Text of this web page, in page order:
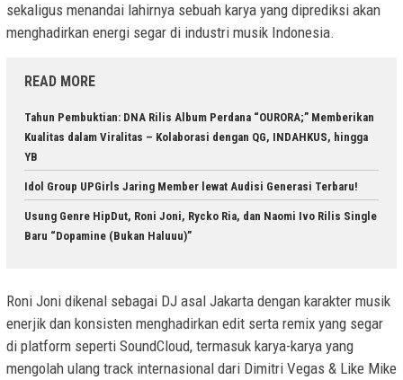
sekaligus menandai lahirnya sebuah karya yang diprediksi akan
menghadirkan energi segar di industri musik Indonesia.
READ MORE
Tahun Pembuktian: DNA Rilis Album Perdana “OURORA;” Memberikan
Kualitas dalam Viralitas – Kolaborasi dengan QG, INDAHKUS, hingga
YB
Idol Group UPGirls Jaring Member lewat Audisi Generasi Terbaru!
Usung Genre HipDut, Roni Joni, Rycko Ria, dan Naomi Ivo Rilis Single
Baru “Dopamine (Bukan Haluuu)”
Roni Joni dikenal sebagai DJ asal Jakarta dengan karakter musik
enerjik dan konsisten menghadirkan edit serta remix yang segar
di platform seperti SoundCloud, termasuk karya-karya yang
mengolah ulang track internasional dari Dimitri Vegas & Like Mike